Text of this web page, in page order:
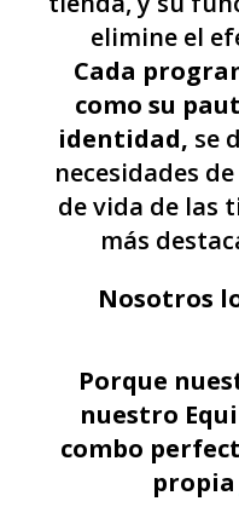
elimine el
Cada
como su
identidad, se
necesidades
de vida de las
más
Nosotros
Porque
nuestro
combo
propia